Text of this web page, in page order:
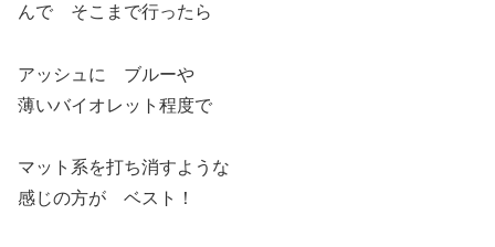
んで そこまで行ったら
アッシュに ブルーや
薄いバイオレット程度で
マット系を打ち消すような
感じの方が ベスト！